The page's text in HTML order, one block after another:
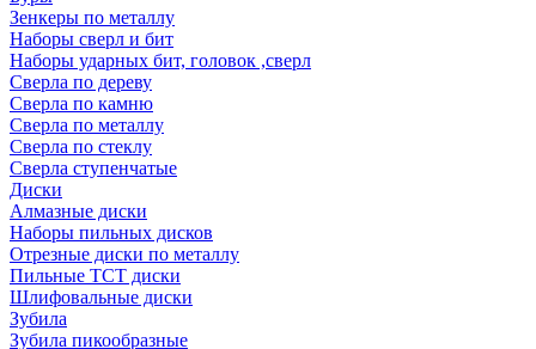
Зенкеры по металлу
Наборы сверл и бит
Наборы ударных бит, головок ,сверл
Сверла по дереву
Сверла по камню
Сверла по металлу
Сверла по стеклу
Сверла ступенчатые
Диски
Алмазные диски
Наборы пильных дисков
Отрезные диски по металлу
Пильные TCT диски
Шлифовальные диски
Зубила
Зубила пикообразные